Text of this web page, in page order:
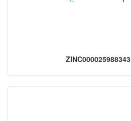
ZINC000025988343